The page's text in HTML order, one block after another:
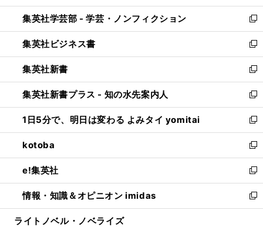
開
く
ウ
で
開
く
ン
ド
ウ
で
開
く
ウ
ィ
ン
ド
ウ
で
開
く
集英社学芸部 - 学芸・ノンフィクション
新
し
い
ウ
ィ
ン
ド
ウ
で
開
く
集英社ビジネス書
新
し
い
ウ
ィ
ン
ド
ウ
で
開
く
集英社新書
新
し
い
ウ
ィ
ン
ド
ウ
で
開
く
集英社新書プラス - 知の水先案内人
新
し
い
ウ
ィ
ン
ド
ウ
で
開
1日5分で、明日は変わる よみタイ yomitai
新
し
い
ウ
ィ
ン
ド
ウ
kotoba
新
し
い
ウ
ィ
ン
e!集英社
新
し
い
ウ
情報・知識＆オピニオン imidas
新
し
ライトノベル・ノベライズ